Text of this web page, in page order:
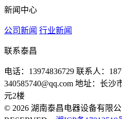
新闻中心
公司新闻 行业新闻
联系泰昌
电话：13974836729 联系人：
340585740@qq.com 地址：长沙
元2楼
© 2026 湖南泰昌电器设备有限